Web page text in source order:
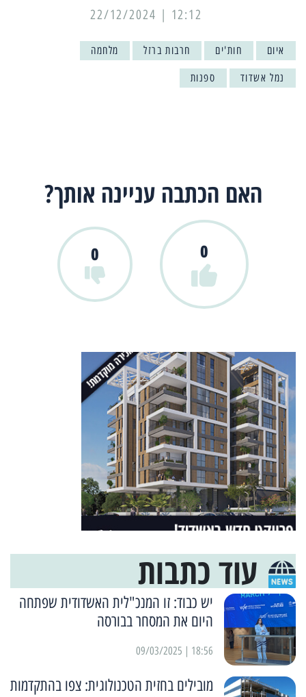
12:12 | 22/12/2024
איום חות'ים חרבות ברזל מלחמה
נמל אשדוד ספנות
האם הכתבה עניינה אותך?
0
0
עוד כתבות
יש כבוד: זו המנכ"לית האשדודית שפתחה
היום את המסחר בבורסה
18:56 | 09/03/2025
מובילים בחזית הטכנולוגית: צפו בהתקדמות